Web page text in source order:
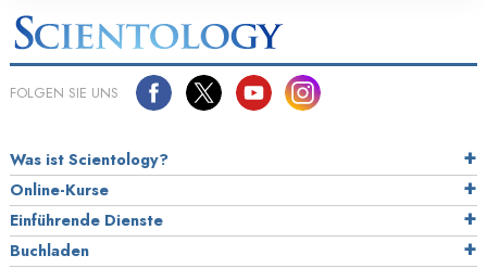
FOLGEN SIE UNS
Was ist Scientology?
Online-Kurse
Einführende Dienste
Buchladen